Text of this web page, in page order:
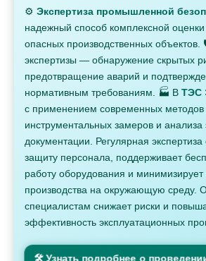
⚙️ Экспертиза промышленной
надежный способ комплексной оценки
опасных производственных
экспертизы — обнаружение скрытых
предотвращение аварий и
нормативным требованиям. 🏭 В ТЭС
с применением современных методов
инструментальных замеров и анализа
документации. Регулярная
защиту персонала, поддерживает
работу оборудования и минимизирует
производства на окружающую среду.
специалистам снижает риски и
эффективность эксплуатационных
🛠 Узнать подробнее о